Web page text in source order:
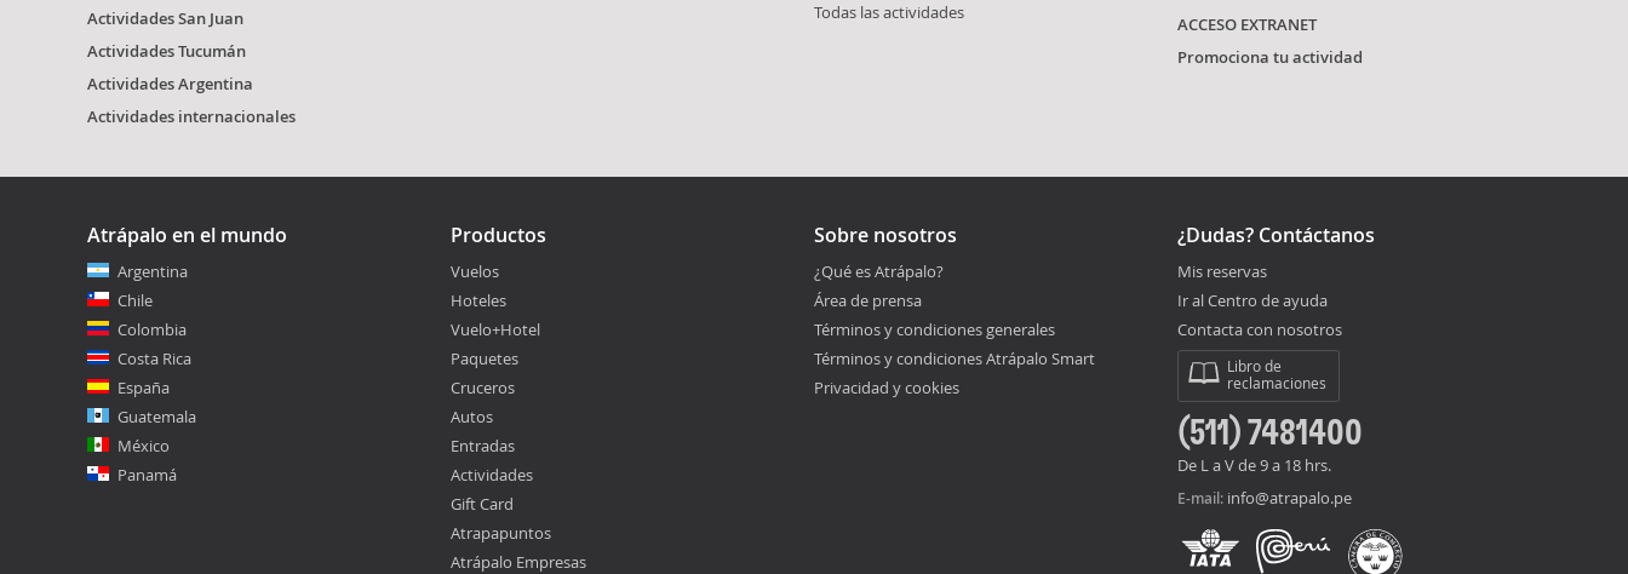
Actividades San Juan
Actividades Tucumán
Actividades Argentina
Actividades internacionales
Todas las actividades
ACCESO EXTRANET
Promociona tu actividad
Atrápalo en el mundo
Argentina
Chile
Colombia
Costa Rica
España
Guatemala
México
Panamá
Productos
Vuelos
Hoteles
Vuelo+Hotel
Paquetes
Cruceros
Autos
Entradas
Actividades
Gift Card
Atrapapuntos
Atrápalo Empresas
Sobre nosotros
¿Qué es Atrápalo?
Área de prensa
Términos y condiciones generales
Términos y condiciones Atrápalo Smart
Privacidad y cookies
¿Dudas? Contáctanos
Mis reservas
Ir al Centro de ayuda
Contacta con nosotros
Libro de
reclamaciones
(511) 7481400
De L a V de 9 a 18 hrs.
E-mail: info@atrapalo.pe